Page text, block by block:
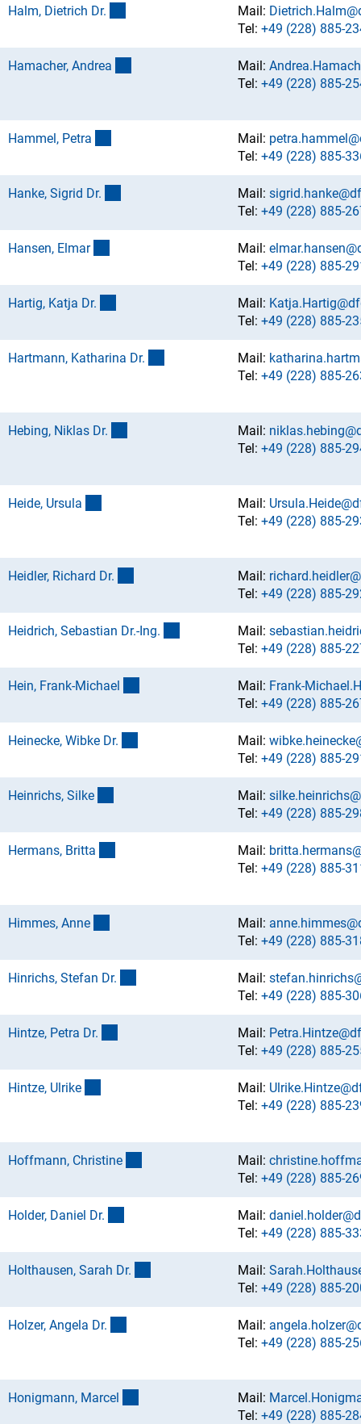
Halm, Dietrich Dr. Mail:
Tel: +49 (228) 885-
Hamacher, Andrea Mail:
Tel: +49 (228) 885-
Hammel, Petra Mail:
Tel: +49 (228) 885-
Hanke, Sigrid Dr. Mail:
Tel: +49 (228) 885-
Hansen, Elmar Mail:
Tel: +49 (228) 885-
Hartig, Katja Dr. Mail:
Tel: +49 (228) 885-
Hartmann, Katharina Dr. (externer Link)Mail:
Tel: +49 (228) 885-
Hebing, Niklas Dr. Mail:
Tel: +49 (228) 885-
Heide, Ursula Mail:
Tel: +49 (228) 885-
Heidler, Richard Dr. Mail:
Tel: +49 (228) 885-
Heidrich, Sebastian Dr.-Ing. (externer Link)
Mail:
Tel: +49 (228) 885-
Hein, Frank-Michael Mail: Frank-
Tel: +49 (228) 885-
Heinecke, Wibke Dr. Mail:
Tel: +49 (228) 885-
Heinrichs, Silke Mail:
Tel: +49 (228) 885-
Hermans, Britta Mail:
Tel: +49 (228) 885-
Himmes, Anne Mail:
Tel: +49 (228) 885-
Hinrichs, Stefan Dr. Mail:
Tel: +49 (228) 885-
Hintze, Petra Dr. Mail:
Tel: +49 (228) 885-
Hintze, Ulrike Mail:
Tel: +49 (228) 885-
Hoffmann, Christine Mail:
Tel: +49 (228) 885-
Holder, Daniel Dr. Mail:
Tel: +49 (228) 885-
Holthausen, Sarah Dr. Mail:
Tel: +49 (228) 885-
Holzer, Angela Dr. Mail:
Tel: +49 (228) 885-
Honigmann, Marcel Mail:
Tel: +49 (228) 885-